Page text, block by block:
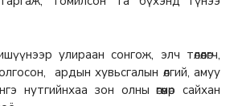
улираан сонгож, элч төлөөлөгч,
ардын хувьсгалын өлгий, амуу
нутгийнхаа зон олны өгөөмөр сайхан